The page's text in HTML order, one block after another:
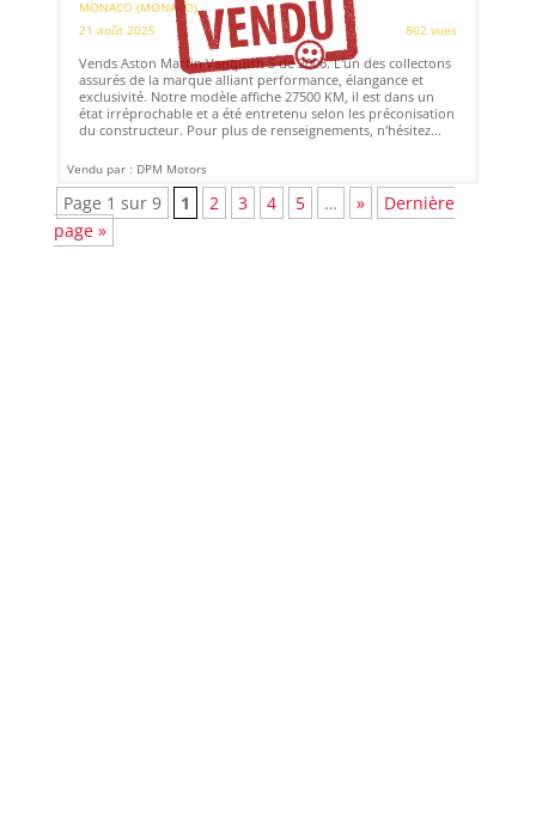
MONACO (MONACO)
21 août 2025
802 vues
Vends Aston Martin Vanquish S de 2006. L'un des collectons
assurés de la marque alliant performance, élangance et
exclusivité. Notre modèle affiche 27500 KM, il est dans un
état irréprochable et a été entretenu selon les préconisation
du constructeur. Pour plus de renseignements, n'hésitez...
Vendu par : DPM Motors
Page 1 sur 9 1 2 3 4 5 … »
Dernière
page »